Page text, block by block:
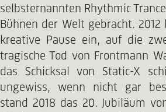
selbsternannten Rhythmic
Bühnen der Welt gebracht.
kreative Pause ein, auf die
tragische Tod von Frontmann
das Schicksal von Static-X
ungewiss, wenn nicht gar
stand 2018 das 20. Jubiläum